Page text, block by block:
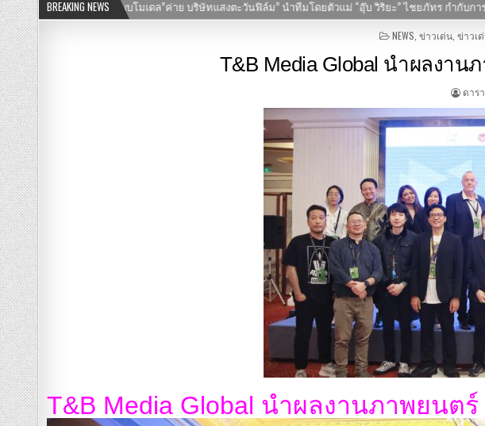
BREAKING NEWS
ยะ” ไชยภัทร กำกับการแสดง 25-07-2569 เปิดประวัติ “เค้ก กีรติรัฐ” สาวสวยครบเครื่อง ที่แท้คือ
POSTED
NEWS ข่าวเด่น, ข่าวเ
T&B Media Global นำผลงา
ดาร
T&B Media Global นำผลงานภาพยนต